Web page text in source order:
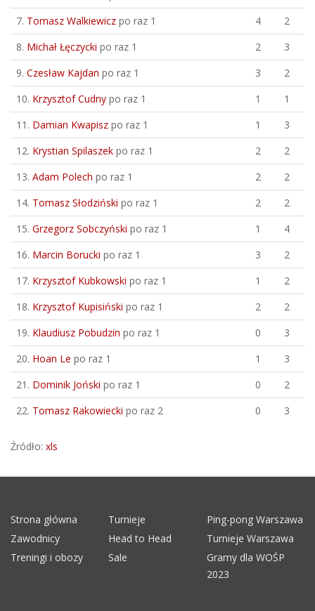
7. Tomasz Walkiewicz po raz 1 4
2
8. Michał Łęczycki po raz 1 2
3
9. Czesław Kajdan po raz 1 3
2
10. Krzysztof Cudny po raz 1 1
1
11. Damian Kwapisz po raz 1 1
3
12. Krystian Spilaszek po raz 1 2
2
13. Adam Polech po raz 1 2
2
14. Tomasz Słodziński po raz 1 2
2
15. Grzegorz Sobczyński po raz 1 1
4
16. Marcin Borucki po raz 1 3
2
17. Krzysztof Kubkowski po raz 1 1
2
18. Krzysztof Kupisiński po raz 1 2
2
19. Klaudiusz Pobudzin po raz 1 0
3
20. Hoan Le po raz 1 1
3
21. Dominik Joński po raz 1 0
2
22. Tomasz Rakowiecki po raz 2 0 3
Źródło: xls
Strona główna Turnieje
Ping-pong Warszawa
Zawodnicy
Head to Head
Turnieje Warszawa
Treningi i obozy
Sale
Gramy dla WOŚP
2023